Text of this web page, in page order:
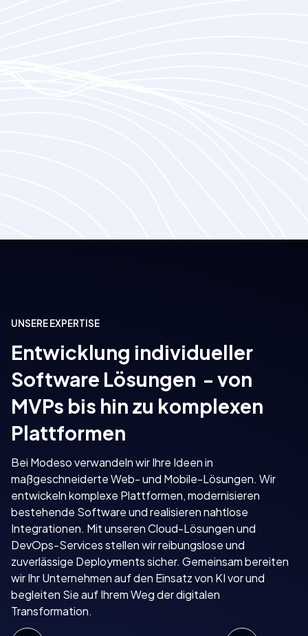
UNSERE EXPERTISE
Entwicklung individueller
Software Lösungen - von
MVPs bis hin zu komplexen
Plattformen
Bei Modeso verwandeln wir Ihre Ideen in
maßgeschneiderte Web- und Mobile-Lösungen. Wir
entwickeln komplexe Plattformen, modernisieren
bestehende Software und realisieren nahtlose
Integrationen. Mit unseren Cloud-Lösungen und
DevOps-Services stellen wir reibungslose und
zuverlässige Deployments sicher. Gemeinsam bereiten
wir Ihr Unternehmen auf den Einsatz von KI vor und
begleiten Sie auf Ihrem Weg der digitalen
Transformation.